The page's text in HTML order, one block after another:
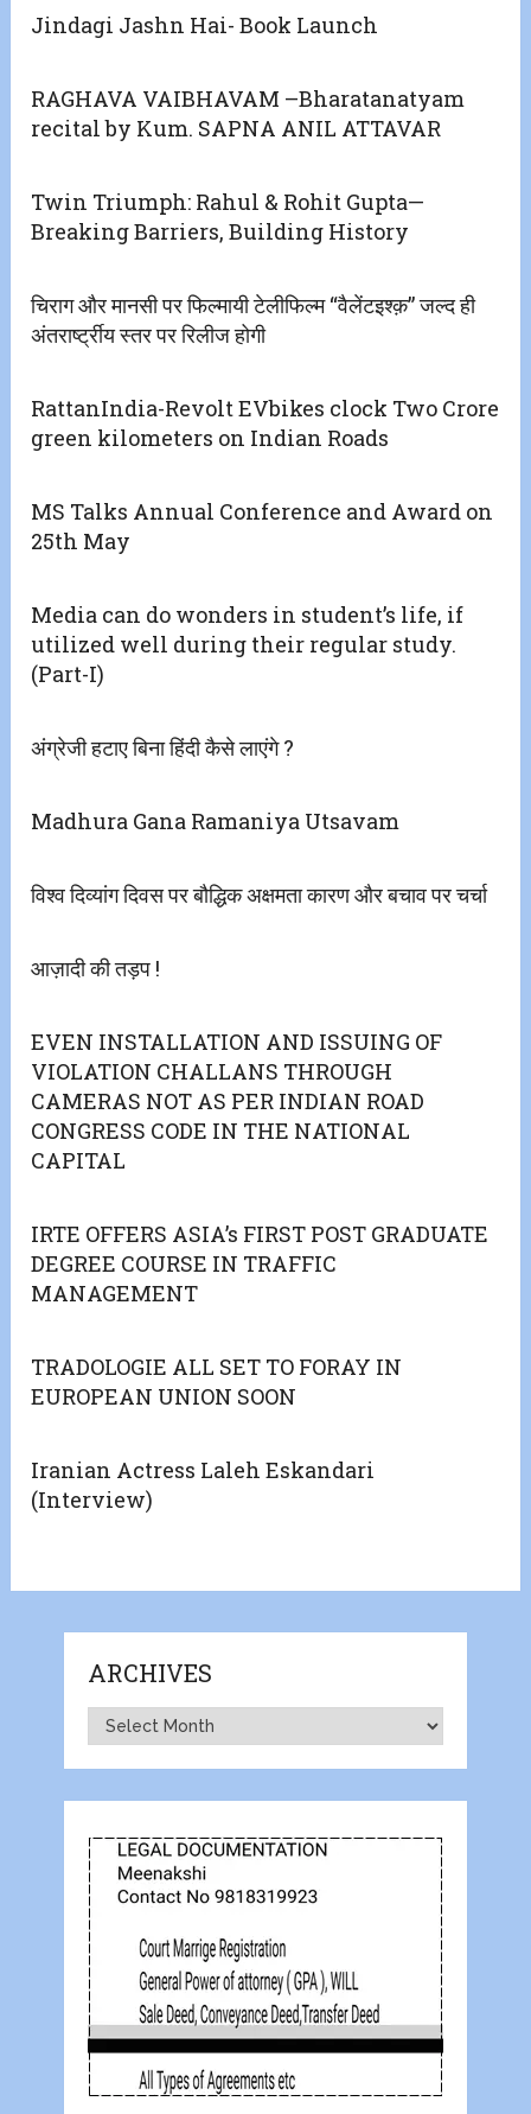
Jindagi Jashn Hai- Book Launch
RAGHAVA VAIBHAVAM –Bharatanatyam
recital by Kum. SAPNA ANIL ATTAVAR
Twin Triumph: Rahul & Rohit Gupta—
Breaking Barriers, Building History
चिराग और मानसी पर फिल्मायी टेलीफिल्म “वैलेंटइश्क़” जल्द ही
अंतरार्ष्ट्रीय स्तर पर रिलीज होगी
RattanIndia-Revolt EVbikes clock Two Crore
green kilometers on Indian Roads
MS Talks Annual Conference and Award on
25th May
Media can do wonders in student’s life, if
utilized well during their regular study.
(Part-I)
अंग्रेजी हटाए बिना हिंदी कैसे लाएंगे ?
Madhura Gana Ramaniya Utsavam
विश्व दिव्यांग दिवस पर बौद्धिक अक्षमता कारण और बचाव पर चर्चा
आज़ादी की तड़प !
EVEN INSTALLATION AND ISSUING OF
VIOLATION CHALLANS THROUGH
CAMERAS NOT AS PER INDIAN ROAD
CONGRESS CODE IN THE NATIONAL
CAPITAL
IRTE OFFERS ASIA’s FIRST POST GRADUATE
DEGREE COURSE IN TRAFFIC
MANAGEMENT
TRADOLOGIE ALL SET TO FORAY IN
EUROPEAN UNION SOON
Iranian Actress Laleh Eskandari
(Interview)
ARCHIVES
Archives